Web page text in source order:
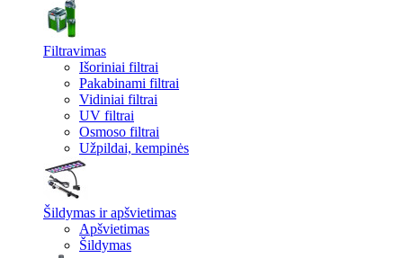
Filtravimas
Išoriniai filtrai
Pakabinami filtrai
Vidiniai filtrai
UV filtrai
Osmoso filtrai
Užpildai, kempinės
Šildymas ir apšvietimas
Apšvietimas
Šildymas